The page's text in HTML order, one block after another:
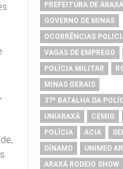
PREFEITURA DE ARAXÁ
GOVERNO DE MINAS
OCORRÊNCIAS
VAGAS DE EMPREGO
POLÍCIA MILITAR
MINAS GERAIS
37º BATALHA DA
UNIARAXÁ
CEMIG
POLÍCIA
ACIA
DÍNAMO
UNIMED
ARAXÁ RODEIO SHOW